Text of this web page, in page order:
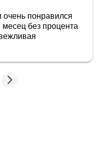
в нем себя
что имеешь
Огромное
на какую
Мне довелось